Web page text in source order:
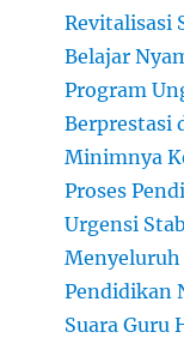
Revitalisasi
Belajar
Program
Berprestasi
Minimnya
Proses
Urgensi
Menyeluruh
Pendidikan
Suara Guru